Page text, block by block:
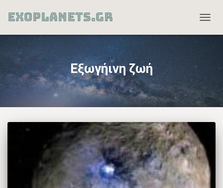
EXOPLANETS.GR
Εξωγήινη ζωή